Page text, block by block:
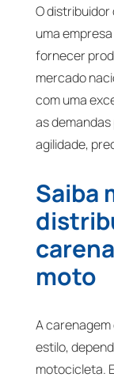
O
uma
fornecer
mercado
com uma
as
agilidade,
Saiba
moto
A carenagem
estilo,
motocicleta.